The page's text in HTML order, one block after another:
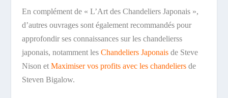
En complément de « L’Art des Chandeliers Japonais »,
d’autres ouvrages sont également recommandés pour
approfondir ses connaissances sur les chandelierss
japonais, notamment les Chandeliers Japonaisde Steve
Nison et Maximiser vos profits avec les chandeliersde
Steven Bigalow.